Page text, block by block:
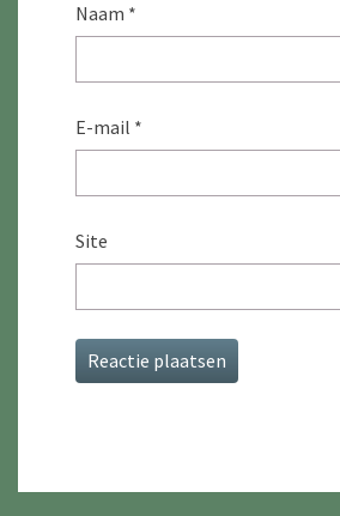
Naam *
E-mail *
Site